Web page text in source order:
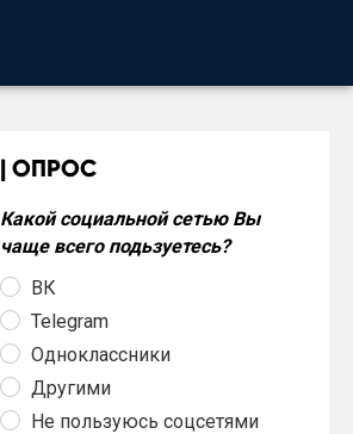
ОПРОС
Какой социальной сетью Вы
чаще всего подьзуетесь?
ВК
Telegram
Одноклассники
Другими
Не пользуюсь соцсетями